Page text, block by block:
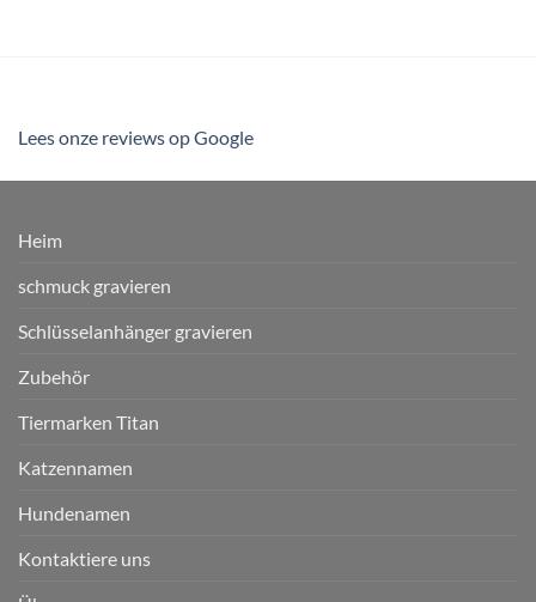
Lees onze reviews op Google
Heim
schmuck gravieren
Schlüsselanhänger gravieren
Zubehör
Tiermarken Titan
Katzennamen
Hundenamen
Kontaktiere uns